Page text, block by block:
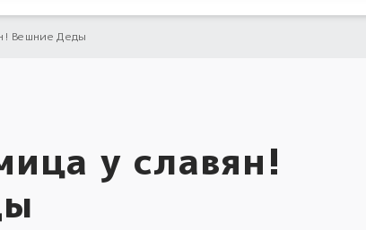
Вешние Деды
у славян!